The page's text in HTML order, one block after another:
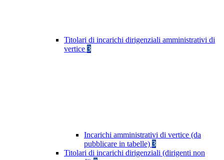
Titolari di incarichi dirigenziali amministrativi di
vertice 3
Incarichi amministrativi di vertice (da
pubblicare in tabelle) 3
Titolari di incarichi dirigenziali (dirigenti non